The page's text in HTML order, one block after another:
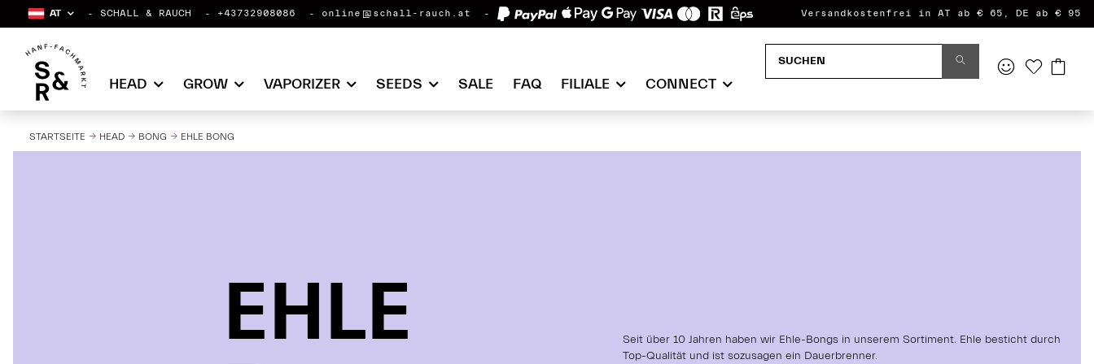
AT SCHALL & RAUCH +43732908086 online@schall-rauch.at Versandkostenfrei in AT ab € 65, DE ab € 95
HEAD GROW VAPORIZER SEEDS SALE FAQ FILIALE CONNECT
STARTSEITE HEAD BONG EHLE BONG
EHLE
EHLE
EHLE
Seit über 10 Jahren haben wir Ehle-Bongs in unserem Sortiment. Ehle besticht durch
Top-Qualität und ist sozusagen ein Dauerbrenner.